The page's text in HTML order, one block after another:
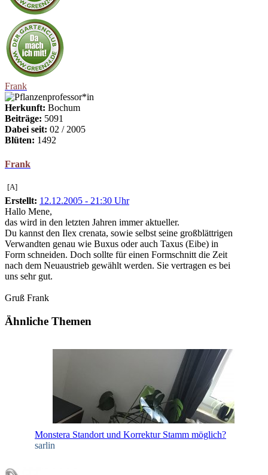
Frank
Herkunft: Bochum
Beiträge: 5091
Dabei seit: 02 / 2005
Blüten: 1492
Frank
[A]
Erstellt: 12.12.2005 - 21:30 Uhr
Hallo Mene,
das wird in den letzten Jahren immer aktueller.
Du kannst den Ilex crenata, sowie selbst seine großblättrigen
Verwandten genau wie Buxus oder auch Taxus (Eibe) in
Form schneiden. Doch sollte für einen Formschnitt die Zeit
nach dem Neuaustrieb gewählt werden. Sie vertragen es bei
uns sehr gut.
Gruß Frank
Ähnliche Themen
Monstera Standort und Korrektur Stamm möglich?
sarlin